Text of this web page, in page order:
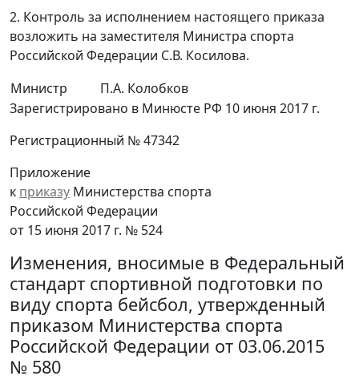
2. Контроль за исполнением настоящего приказа
возложить на заместителя Министра спорта
Российской Федерации С.В. Косилова.
Министр
П.А. Колобков
Зарегистрировано в Минюсте РФ 10 июня 2017 г.
Регистрационный № 47342
Приложение
к приказу Министерства спорта
Российской Федерации
от 15 июня 2017 г. № 524
Изменения, вносимые в Федеральный
стандарт спортивной подготовки по
виду спорта бейсбол, утвержденный
приказом Министерства спорта
Российской Федерации от 03.06.2015
№ 580